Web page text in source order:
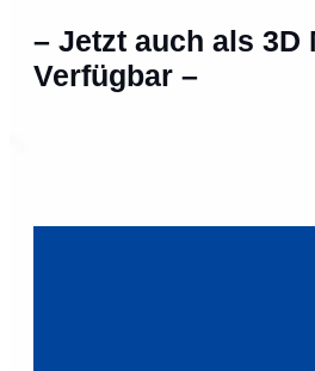
– Jetzt auch als 3D
Verfügbar –